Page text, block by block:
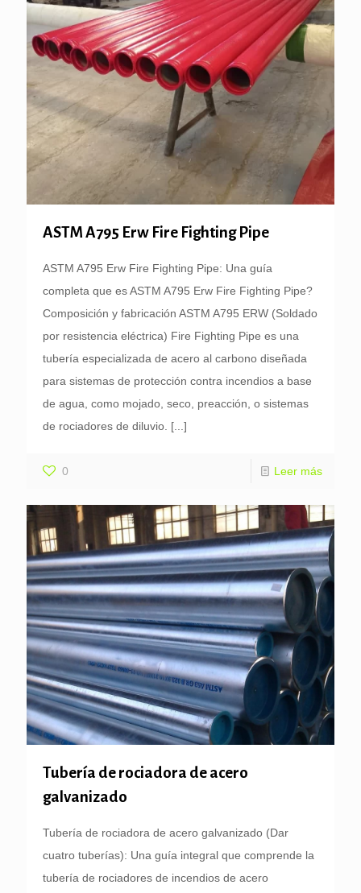
ASTM A795 Erw Fire Fighting Pipe
ASTM A795 Erw Fire Fighting Pipe: Una guía
completa que es ASTM A795 Erw Fire Fighting Pipe?
Composición y fabricación ASTM A795 ERW (Soldado
por resistencia eléctrica) Fire Fighting Pipe es una
tubería especializada de acero al carbono diseñada
para sistemas de protección contra incendios a base
de agua, como mojado, seco, preacción, o sistemas
de rociadores de diluvio. [...]
0 Leer más
Tubería de rociadora de acero
galvanizado
Tubería de rociadora de acero galvanizado (Dar
cuatro tuberías): Una guía integral que comprende la
tubería de rociadores de incendios de acero